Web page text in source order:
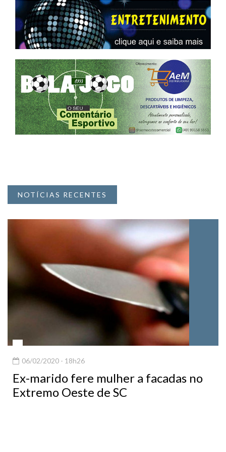
NOTÍCIAS RECENTES
Ex-marido fere mulher a facadas no
Extremo Oeste de SC